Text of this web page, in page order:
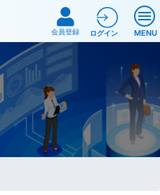
MENU
会員登録 ログイン